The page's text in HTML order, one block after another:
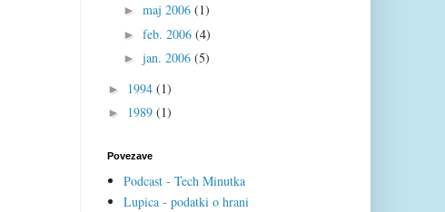
► maj 2006 (1)
► feb. 2006 (4)
► jan. 2006 (5)
► 1994 (1)
► 1989 (1)
Povezave
Podcast - Tech Minutka
Lupica - podatki o hrani